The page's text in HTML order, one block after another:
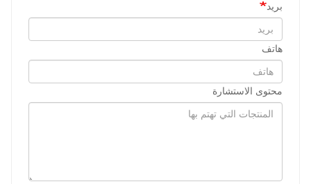
بريد
هاتف
محتوى الاستشارة